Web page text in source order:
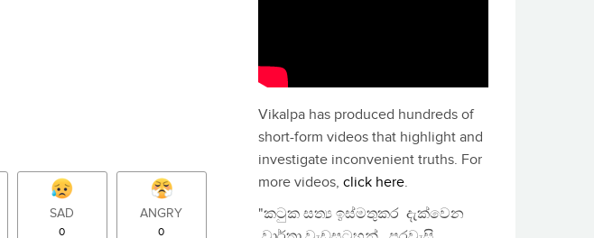
SAD
0
ANGRY
0
Vikalpa has produced hundreds of
short-form videos that highlight and
investigate inconvenient truths. For
more videos, click here.
"කටුක සත්‍ය ඉස්මතුකර දැක්වෙන